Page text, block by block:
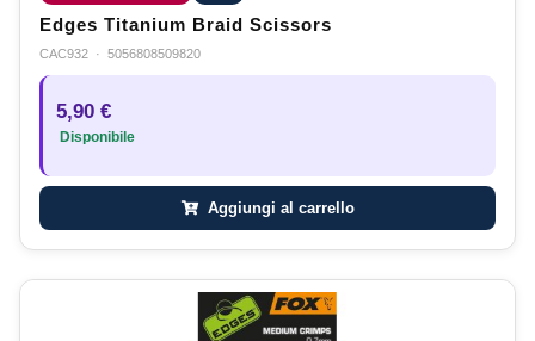
Edges Titanium Braid Scissors
CAC932 · 5056808509820
5,90 €
Disponibile
Aggiungi al carrello